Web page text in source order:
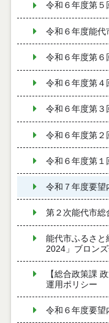
令和６年度第５
令和６年度能代
令和６年度第６
令和６年度第４
令和６年度第３
令和６年度第２
令和６年度第１
令和７年度要望
第２次能代市総
能代市ふるさと
2024」ブロン
【総合政策課
運用ポリシー
令和６年度要望